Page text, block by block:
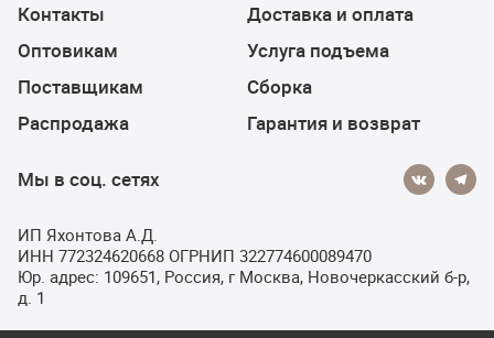
Контакты
Оптовикам
Поставщикам
Распродажа
Доставка и оплата
Услуга подъема
Сборка
Гарантия и возврат
Мы в соц. сетях
ИП Яхонтова А.Д.
ИНН 772324620668 ОГРНИП 322774600089470
Юр. адрес: 109651, Россия, г Москва, Новочеркасский б-р,
д. 1